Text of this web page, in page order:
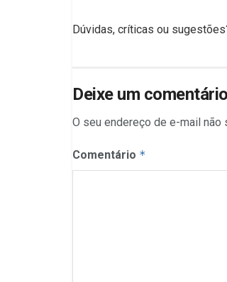
Dúvidas, críticas ou
Deixe um comentário
O seu endereço de e-mail não
Comentário *